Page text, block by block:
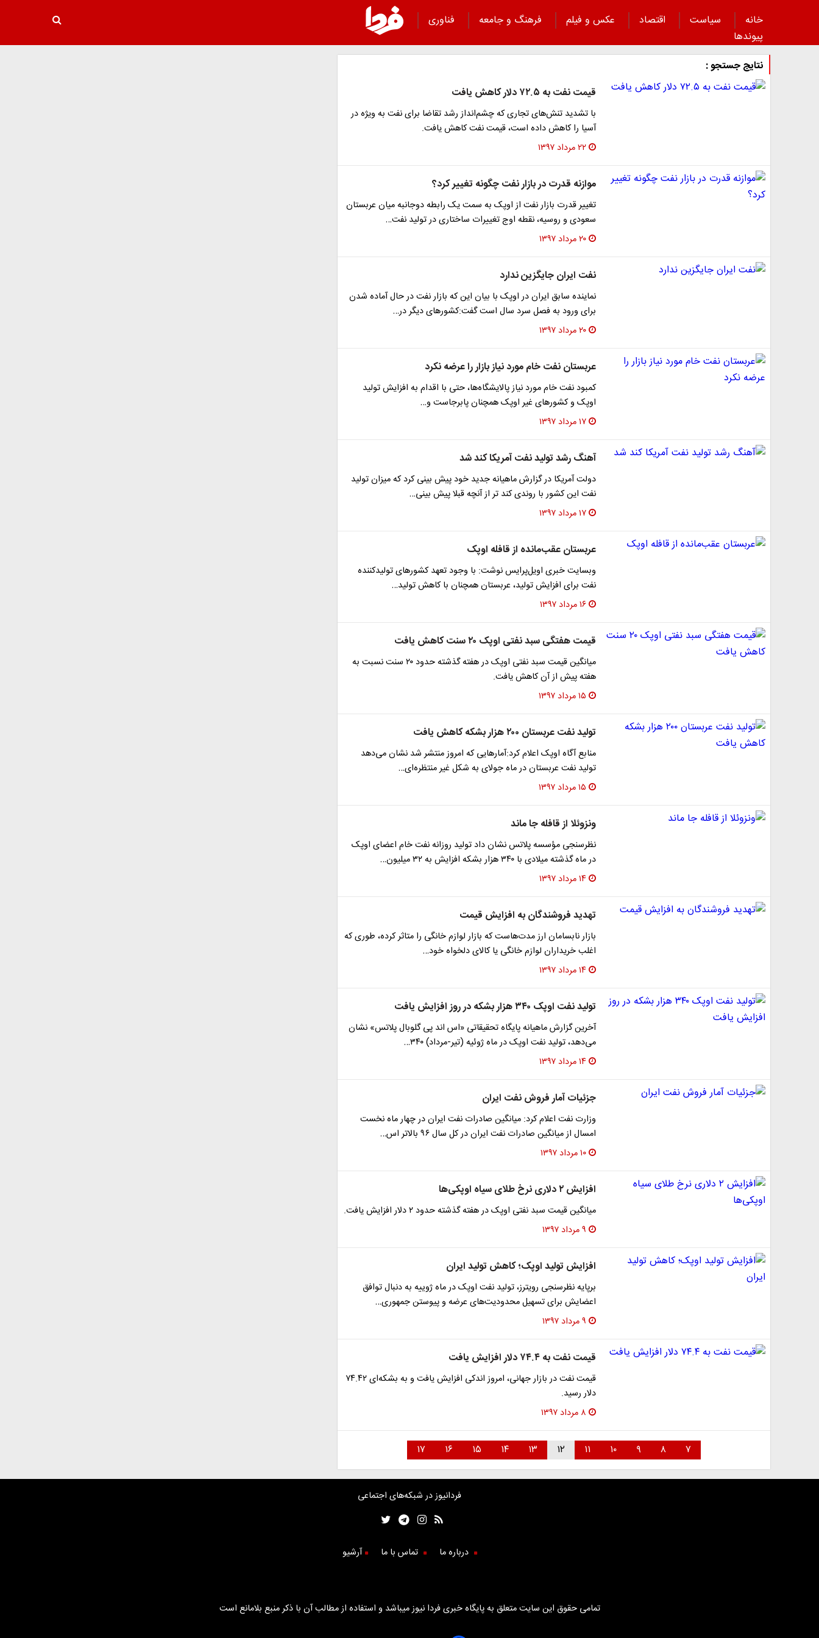
خانه سیاست اقتصاد عکس و فیلم فرهنگ و جامعه
فناوری
پیوند‌ها
نتایج جستجو :
قیمت نفت به ۷۲.۵ دلار کاهش یافت
با تشدید تنش‌های تجاری که چشم‌انداز رشد تقاضا برای نفت به ویژه در
آسیا را کاهش داده است، قیمت نفت کاهش یافت.
۲۲ مرداد ۱۳۹۷
موازنه قدرت در بازار نفت چگونه تغییر کرد؟
تغییر قدرت بازار نفت از اوپک به سمت یک رابطه دوجانبه میان عربستان
سعودی و روسیه، نقطه اوج تغییرات ساختاری در تولید نفت…
۲۰ مرداد ۱۳۹۷
نفت ایران جایگزین ندارد
نماینده سابق ایران در اوپک با بیان این که بازار نفت در حال آماده شدن
برای ورود به فصل سرد سال است گفت:کشور‌های دیگر در…
۲۰ مرداد ۱۳۹۷
عربستان نفت خام مورد نیاز بازار را عرضه نکرد
کمبود نفت خام مورد نیاز پالایشگاه‌ها، حتی با اقدام به افزایش تولید
اوپک و کشور‌های غیر اوپک همچنان پابرجاست و…
۱۷ مرداد ۱۳۹۷
آهنگ رشد تولید نفت آمریکا کند شد
دولت آمریکا در گزارش ماهیانه جدید خود پیش بینی کرد که میزان تولید
نفت این کشور با روندی کند تر از آنچه قبلا پیش بینی…
۱۷ مرداد ۱۳۹۷
عربستان عقب‌مانده از قافله اوپک
وبسایت خبری اویل‌پرایس نوشت: با وجود تعهد کشور‌های تولیدکننده
نفت برای افزایش تولید، عربستان همچنان با کاهش تولید…
۱۶ مرداد ۱۳۹۷
قیمت هفتگی سبد نفتی اوپک ۲۰ سنت کاهش یافت
میانگین قیمت سبد نفتی اوپک در هفته گذشته حدود ۲۰ سنت نسبت به
هفته پیش از آن کاهش یافت.
۱۵ مرداد ۱۳۹۷
تولید نفت عربستان ۲۰۰ هزار بشکه کاهش یافت
منابع آگاه اوپک اعلام کرد:آمار‌هایی که امروز منتشر شد نشان می‌دهد
تولید نفت عربستان در ماه جولای به شکل غیر منتظره‌ای…
۱۵ مرداد ۱۳۹۷
ونزوئلا از قافله جا ماند
نظرسنجی مؤسسه پلاتس نشان داد تولید روزانه نفت خام اعضای اوپک
در ماه گذشته میلادی با ۳۴۰ هزار بشکه افزایش به ۳۲ میلیون…
۱۴ مرداد ۱۳۹۷
تهدید فروشندگان به افزایش قیمت
بازار نابسامان ارز مدت‌هاست که بازار لوازم خانگی را متاثر کرده، طوری که
اغلب خریداران لوازم خانگی یا کالای دلخواه خود…
۱۴ مرداد ۱۳۹۷
تولید نفت اوپک ۳۴۰ هزار بشکه در روز افزایش یافت
آخرین گزارش ماهیانه پایگاه تحقیقاتی «اس اند پی گلوبال پلاتس» نشان
می‌دهد، تولید نفت اوپک در ماه ژوئیه (تیر-مرداد) ۳۴۰…
۱۴ مرداد ۱۳۹۷
جزئیات آمار فروش نفت ایران
وزارت نفت اعلام کرد: میانگین صادرات نفت ایران در چهار ماه نخست
امسال از میانگین صادرات نفت ایران در کل سال ۹۶ بالاتر اس…
۱۰ مرداد ۱۳۹۷
افزایش ۲ دلاری نرخ طلای سیاه اوپکی‌ها
میانگین قیمت سبد نفتی اوپک در هفته گذشته حدود ۲ دلار افزایش یافت.
۹ مرداد ۱۳۹۷
افزایش تولید اوپک؛ کاهش تولید ایران
برپایه نظرسنجی رویترز، تولید نفت اوپک در ماه ژوییه به دنبال توافق
اعضایش برای تسهیل محدودیت‌های عرضه و پیوستن جمهوری…
۹ مرداد ۱۳۹۷
قیمت نفت به ۷۴.۴ دلار افزایش یافت
قیمت نفت در بازار جهانی، امروز اندکی افزایش یافت و به بشکه‌ای ۷۴.۴۲
دلار رسید.
۸ مرداد ۱۳۹۷
۷ ۸ ۹ ۱۰ ۱۱ ۱۲ ۱۳ ۱۴ ۱۵ ۱۶ ۱۷
فردانیوز در شبکه‌های اجتماعی
درباره ما تماس با ما آرشیو
تمامی حقوق این سایت متعلق به پایگاه خبری فردا نیوز میباشد و استفاده از مطالب آن با ذکر منبع بلامانع است